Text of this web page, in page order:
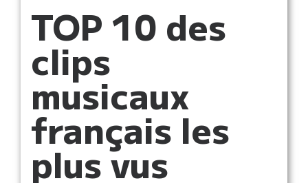
TOP 10 des
clips
musicaux
français les
plus vus